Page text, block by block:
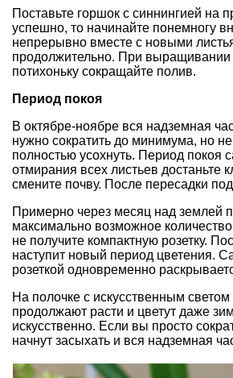
Поставьте горшок с синнингией на
успешно, то начинайте понемногу
непрерывно вместе с новыми
продолжительно. При выращивании
потихоньку сокращайте полив.
Период покоя
В октябре-ноябре вся надземная
нужно сократить до минимума, но
полностью усохнуть. Период
отмирания всех листьев
смените почву. После пересадки
Примерно через месяц над землей
максимально возможное
не получите компактную розетку.
наступит новый период цветения.
розеткой одновременно
На полочке с искусственным
продолжают расти и цветут даже
искусственно. Если вы просто
начнут засыхать и вся надземная